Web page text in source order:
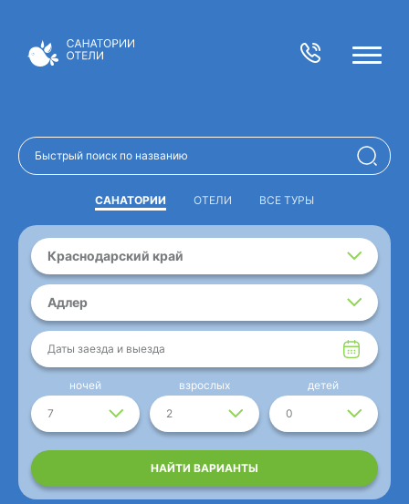
САНАТОРИИ ОТЕЛИ ВСЕ ТУРЫ
Краснодарский край
Адлер
Даты заезда и выезда
7
ночей
2
взрослых
0
детей
НАЙТИ ВАРИАНТЫ